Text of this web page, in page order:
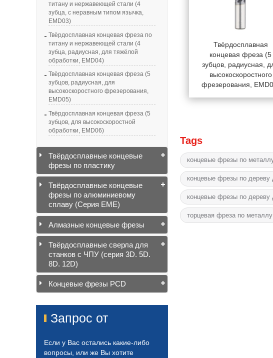
Твёрдосплавная
концевая фреза (5
зубцов, радиусная,
высокоскоростного
фрезерования,
Tags
концевые фрезы по
концевые фрезы по дереву
концевые фрезы по дереву
торцевая фреза по металлу
титану и нержавеющей стали (4
зубца, с неравным типом язычка,
EMD03)
Твёрдосплавная концевая фреза по
титану и нержавеющей стали (4
зубца, радиусная, для тяжёлой
обработки, EMD04)
Твёрдосплавная концевая фреза (5
зубцов, радиусная, для
высокоскоростного фрезерования,
EMD05)
Твёрдосплавная концевая фреза (5
зубцов, для высокоскоростной
обработки, EMD06)
Твёрдосплавные концевые
фрезы по пластику
Твёрдосплавные концевые
фрезы по алюминиевому
сплаву (Серия EME)
Алмазные концевые фрезы
Твёрдосплавные сверла для
станков с ЧПУ (серия 3D. 5D.
8D. 12D)
Концевые фрезы PCD
Запрос от
Если у Вас остались какие-либо
вопросы, или же Вы хотите